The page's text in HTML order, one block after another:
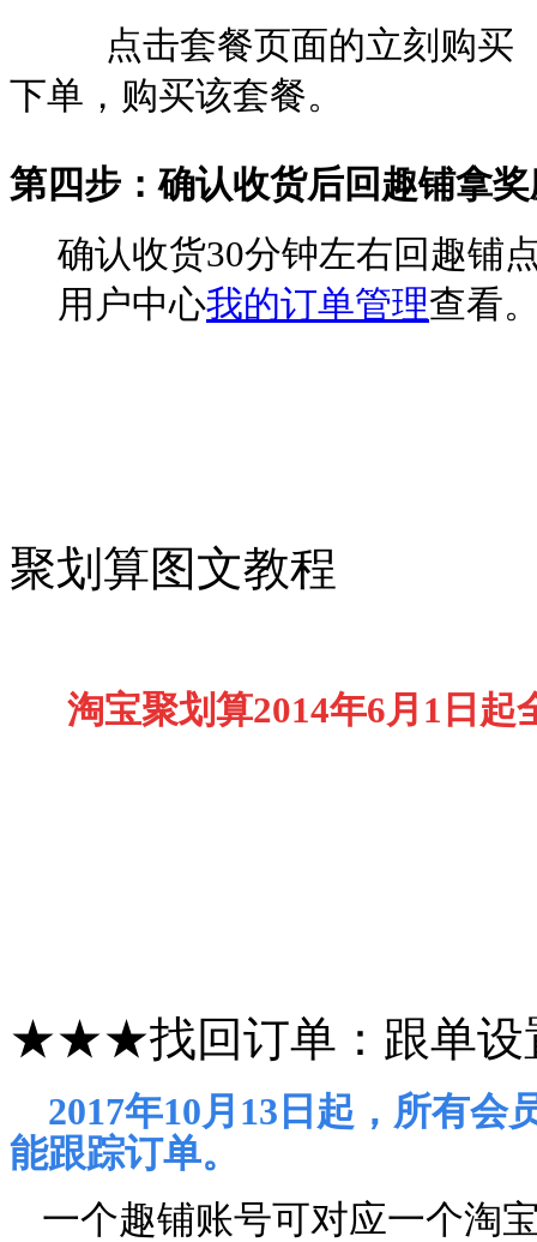
点击套餐页面的立刻购买
下单，购买该套餐。
第四步：确认收货后回趣铺拿
确认收货30分钟左右回趣铺
用户中心我的订单管理查看
聚划算图文教程
淘宝聚划算2014年6月1日起
★★★找回订单：跟单设
2017年10月13日起，所有会
能跟踪订单。
一个趣铺账号可对应一个淘